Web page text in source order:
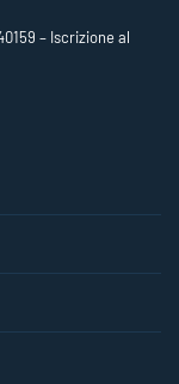
– Iscrizione al